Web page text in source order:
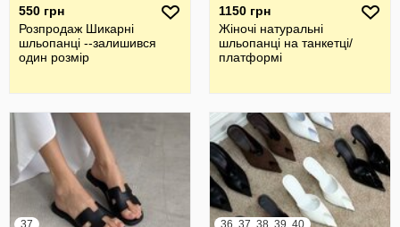
550 грн
Розпродаж Шикарні
шльопанці --залишився
один розмір
1150 грн
Жіночі натуральні
шльопанці на танкетці/
платформі
37 36, 37, 38, 39, 40